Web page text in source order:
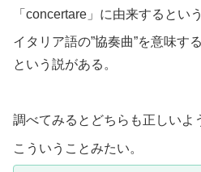
「concertare」に由来するとい
イタリア語の”協奏曲”を意味す
という説がある。
調べてみるとどちらも正しいよ
こういうことみたい。